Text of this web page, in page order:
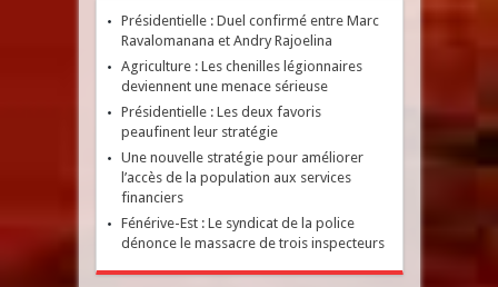
Présidentielle : Duel confirmé entre Marc
Ravalomanana et Andry Rajoelina
Agriculture : Les chenilles légionnaires
deviennent une menace sérieuse
Présidentielle : Les deux favoris
peaufinent leur stratégie
Une nouvelle stratégie pour améliorer
l’accès de la population aux services
financiers
Fénérive-Est : Le syndicat de la police
dénonce le massacre de trois inspecteurs